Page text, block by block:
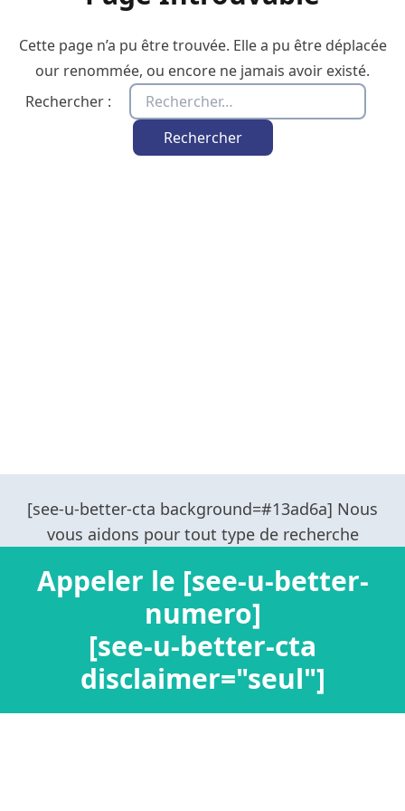
Cette page n’a pu être trouvée. Elle a pu être déplacée
our renommée, ou encore ne jamais avoir existé.
Rechercher :
Appeler le [see-u-better-
numero]
[see-u-better-cta
disclaimer="seul"]